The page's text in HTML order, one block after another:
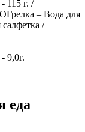
115 г. /
– Вода для
/
9,0г.
еда